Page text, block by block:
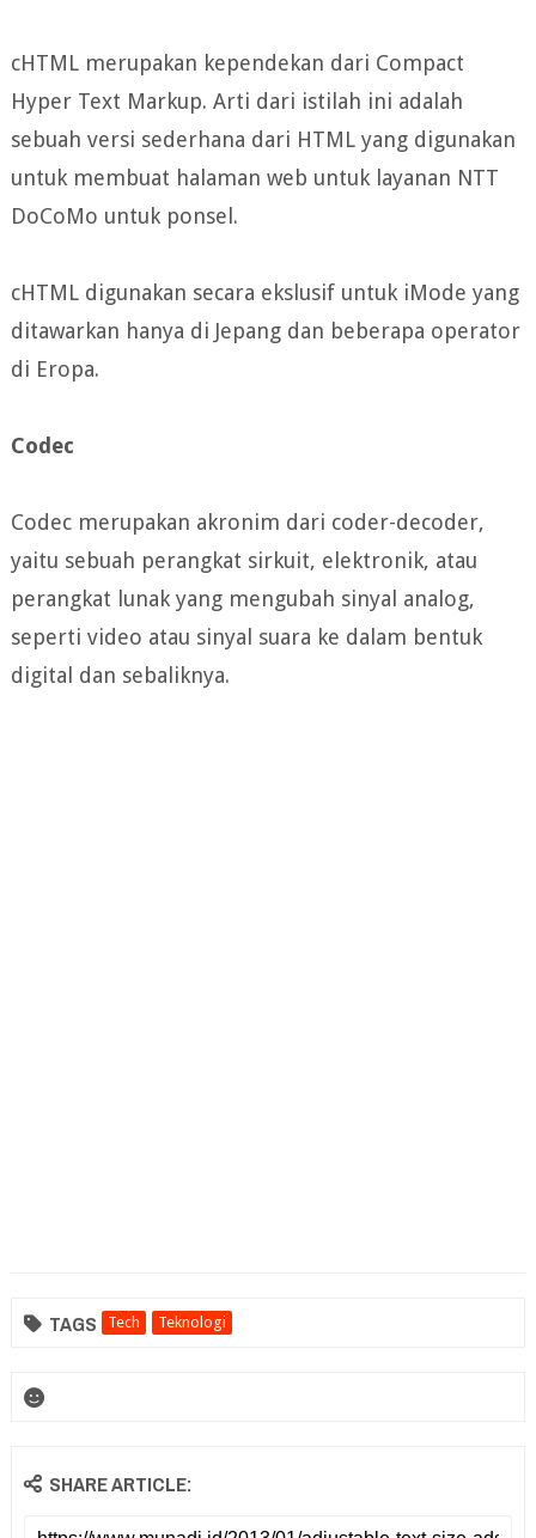
cHTML merupakan kependekan dari Compact
Hyper Text Markup. Arti dari istilah ini adalah
sebuah versi sederhana dari HTML yang digunakan
untuk membuat halaman web untuk layanan NTT
DoCoMo untuk ponsel.
cHTML digunakan secara ekslusif untuk iMode yang
ditawarkan hanya di Jepang dan beberapa operator
di Eropa.
Codec
Codec merupakan akronim dari coder-decoder,
yaitu sebuah perangkat sirkuit, elektronik, atau
perangkat lunak yang mengubah sinyal analog,
seperti video atau sinyal suara ke dalam bentuk
digital dan sebaliknya.
TAGS Tech Teknologi
SHARE ARTICLE: